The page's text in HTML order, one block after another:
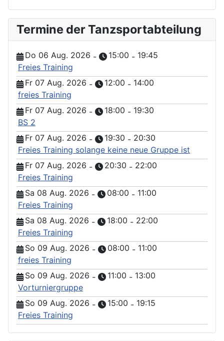
Termine der Tanzsportabteilung
Do 06 Aug. 2026 - 15:00 - 19:45
Freies Training
Fr 07 Aug. 2026 - 12:00 - 14:00
freies Training
Fr 07 Aug. 2026 - 18:00 - 19:30
BS 2
Fr 07 Aug. 2026 - 19:30 - 20:30
Freies Training solange keine neue Gruppe ist
Fr 07 Aug. 2026 - 20:30 - 22:00
Freies Training
Sa 08 Aug. 2026 - 08:00 - 11:00
Freies Training
Sa 08 Aug. 2026 - 18:00 - 22:00
Freies Training
So 09 Aug. 2026 - 08:00 - 11:00
freies Training
So 09 Aug. 2026 - 11:00 - 13:00
Vorturniergruppe
So 09 Aug. 2026 - 15:00 - 19:15
Freies Training